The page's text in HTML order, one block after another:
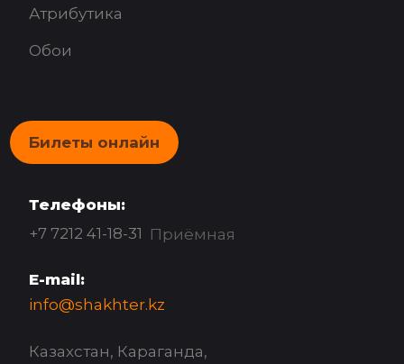
Атрибутика
Обои
Билеты онлайн
Телефоны:
+7 7212 41-18-31 Приёмная
E-mail:
info@shakhter.kz
Казахстан, Караганда,